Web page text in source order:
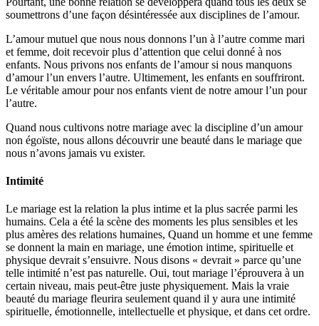
soumettrons d’une façon désintéressée aux disciplines de l’amour.
L’amour mutuel que nous nous donnons l’un à l’autre comme mari
et femme, doit recevoir plus d’attention que celui donné à nos
enfants. Nous privons nos enfants de l’amour si nous manquons
d’amour l’un envers l’autre. Ultimement, les enfants en souffriront.
Le véritable amour pour nos enfants vient de notre amour l’un pour
l’autre.
Quand nous cultivons notre mariage avec la discipline d’un amour
non égoïste, nous allons découvrir une beauté dans le mariage que
nous n’avons jamais vu exister.
Intimité
Le mariage est la relation la plus intime et la plus sacrée parmi les
humains. Cela a été la scène des moments les plus sensibles et les
plus amères des relations humaines, Quand un homme et une femme
se donnent la main en mariage, une émotion intime, spirituelle et
physique devrait s’ensuivre. Nous disons « devrait » parce qu’une
telle intimité n’est pas naturelle. Oui, tout mariage l’éprouvera à un
certain niveau, mais peut-être juste physiquement. Mais la vraie
beauté du mariage fleurira seulement quand il y aura une intimité
spirituelle, émotionnelle, intellectuelle et physique, et dans cet ordre.